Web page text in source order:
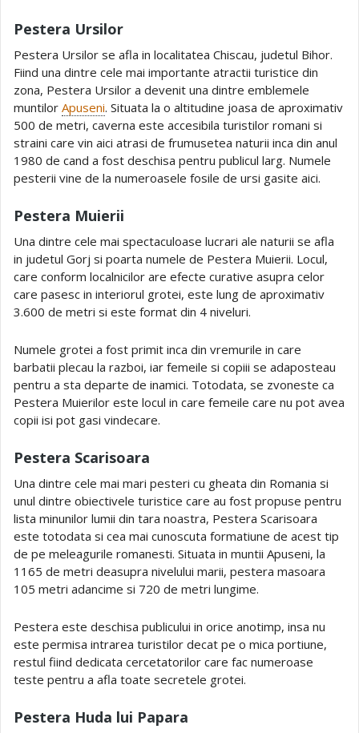
Pestera Ursilor
Pestera Ursilor se afla in localitatea Chiscau, judetul Bihor.
Fiind una dintre cele mai importante atractii turistice din
zona, Pestera Ursilor a devenit una dintre emblemele
muntilor Apuseni. Situata la o altitudine joasa de aproximativ
500 de metri, caverna este accesibila turistilor romani si
straini care vin aici atrasi de frumusetea naturii inca din anul
1980 de cand a fost deschisa pentru publicul larg. Numele
pesterii vine de la numeroasele fosile de ursi gasite aici.
Pestera Muierii
Una dintre cele mai spectaculoase lucrari ale naturii se afla
in judetul Gorj si poarta numele de Pestera Muierii. Locul,
care conform localnicilor are efecte curative asupra celor
care pasesc in interiorul grotei, este lung de aproximativ
3.600 de metri si este format din 4 niveluri.
Numele grotei a fost primit inca din vremurile in care
barbatii plecau la razboi, iar femeile si copiii se adaposteau
pentru a sta departe de inamici. Totodata, se zvoneste ca
Pestera Muierilor este locul in care femeile care nu pot avea
copii isi pot gasi vindecare.
Pestera Scarisoara
Una dintre cele mai mari pesteri cu gheata din Romania si
unul dintre obiectivele turistice care au fost propuse pentru
lista minunilor lumii din tara noastra, Pestera Scarisoara
este totodata si cea mai cunoscuta formatiune de acest tip
de pe meleagurile romanesti. Situata in muntii Apuseni, la
1165 de metri deasupra nivelului marii, pestera masoara
105 metri adancime si 720 de metri lungime.
Pestera este deschisa publicului in orice anotimp, insa nu
este permisa intrarea turistilor decat pe o mica portiune,
restul fiind dedicata cercetatorilor care fac numeroase
teste pentru a afla toate secretele grotei.
Pestera Huda lui Papara